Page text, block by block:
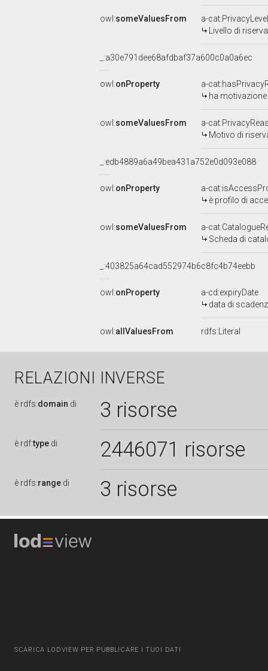
owl:someValuesFrom
a-cat:PrivacyLevel
Livello di
_:a30e791dee68afdbaf37a600c0a0a6ec
owl:onProperty
a-
ha
owl:someValuesFrom
a-
Motivo di
_:edb4889a6a49bea431a752e0d093e088
owl:onProperty
a-
è profilo di
owl:someValuesFrom
a-
Scheda di
_:403825a64cad552974b6c8fc4b74eebb
owl:onProperty
a-cd:expiryDate
data di
owl:allValuesFrom rdfs:Literal
RELAZIONI INVERSE
è rdfs:domain di 3 risorse
è rdf:type di 2446071 risorse
è rdfs:range di 3 risorse
SCARICA LODVIEW PER PUBBLICARE I TUOI DATI